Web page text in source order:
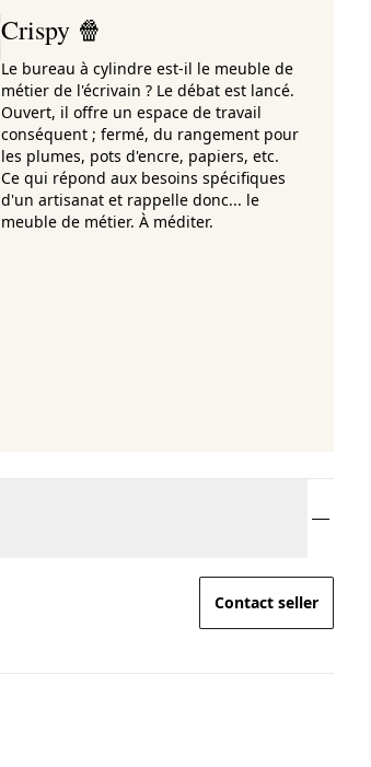
Crispy 🍿
Le bureau à cylindre est-il le meuble de
métier de l'écrivain ? Le débat est lancé.
Ouvert, il offre un espace de travail
conséquent ; fermé, du rangement pour
les plumes, pots d'encre, papiers, etc.
Ce qui répond aux besoins spécifiques
d'un artisanat et rappelle donc... le
meuble de métier. À méditer.
Contact seller